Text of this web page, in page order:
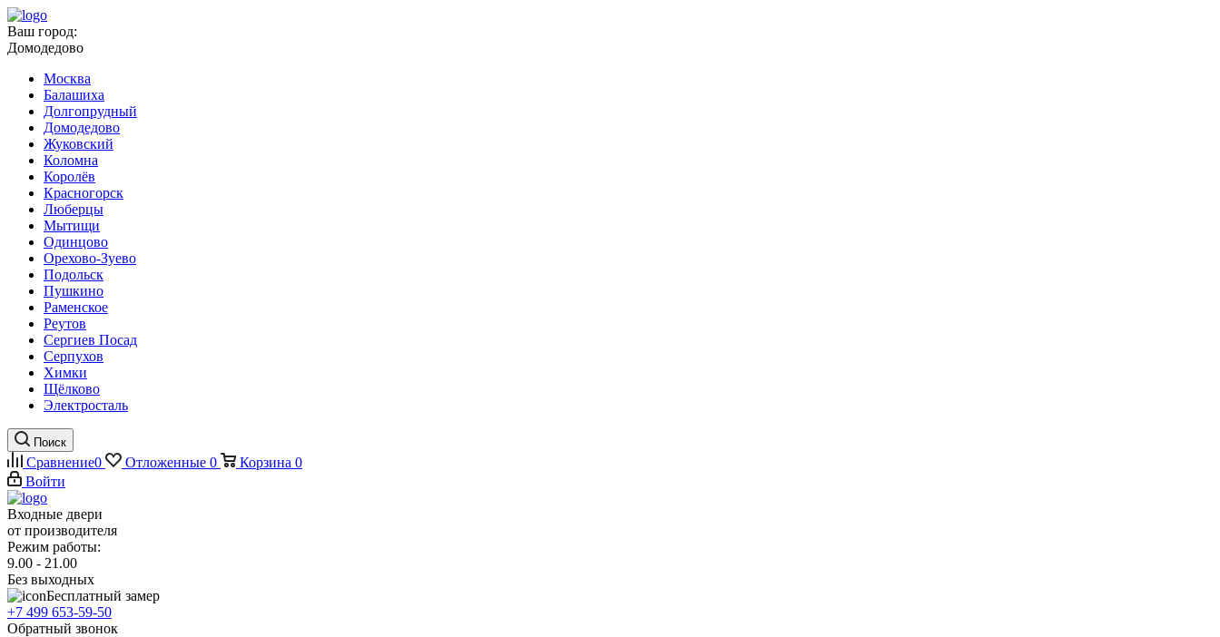
Ваш город:
Домодедово
Москва
Балашиха
Долгопрудный
Домодедово
Жуковский
Коломна
Королёв
Красногорск
Люберцы
Мытищи
Одинцово
Орехово-Зуево
Подольск
Пушкино
Раменское
Реутов
Сергиев Посад
Серпухов
Химки
Щёлково
Электросталь
Поиск
Сравнение0 Отложенные 0 Корзина 0
Войти
Входные двери
от производителя
Режим работы:
9.00 - 21.00
Без выходных
Бесплатный замер
+7 499 653-59-50
Обратный звонок